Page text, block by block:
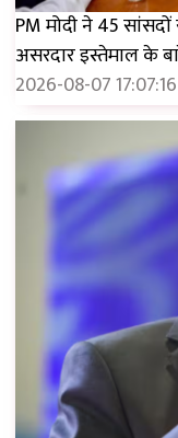
PM मोदी ने 45
असरदार इस्तेमाल के
2026-08-07 17:07:16